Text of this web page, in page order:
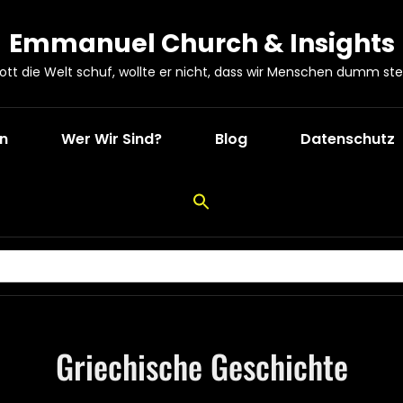
Emmanuel Church & Insights
die Welt schuf, wollte er nicht, dass wir Menschen dumm
Wer Wir Sind? Blog Datenschutz
Griechische Geschichte